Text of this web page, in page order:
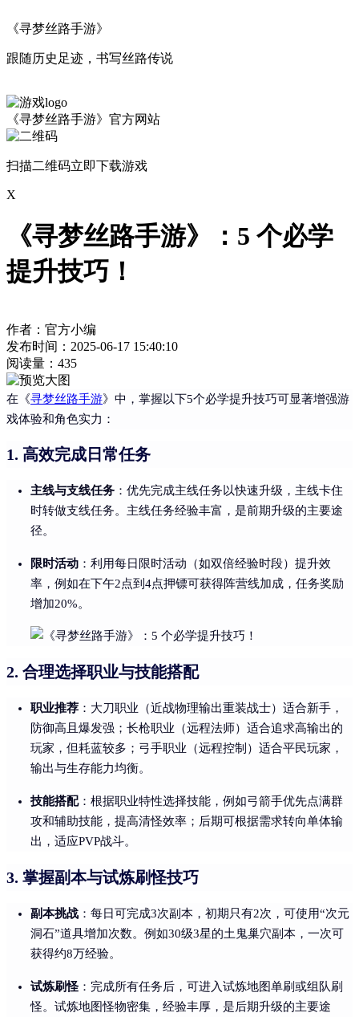
《寻梦丝路手游》
跟随历史足迹，书写丝路传说
《寻梦丝路手游》官方网站
扫描二维码立即下载游戏
X
《寻梦丝路手游》：5 个必学
提升技巧！
作者：官方小编
发布时间：2025-06-17 15:40:10
阅读量： 435
在《寻梦丝路手游》中，掌握以下5个必学提升技巧可显著增强游
戏体验和角色实力：
1. 高效完成日常任务
主线与支线任务 ：优先完成主线任务以快速升级，主线卡住
时转做支线任务。主线任务经验丰富，是前期升级的主要途
径。
限时活动 ：利用每日限时活动（如双倍经验时段）提升效
率，例如在下午2点到4点押镖可获得阵营线加成，任务奖励
增加20%。
2. 合理选择职业与技能搭配
职业推荐 ：大刀职业（近战物理输出重装战士）适合新手，
防御高且爆发强；长枪职业（远程法师）适合追求高输出的
玩家，但耗蓝较多；弓手职业（远程控制）适合平民玩家，
输出与生存能力均衡。
技能搭配：根据职业特性选择技能，例如弓箭手优先点满群
攻和辅助技能，提高清怪效率；后期可根据需求转向单体输
出，适应PVP战斗。
3. 掌握副本与试炼刷怪技巧
副本挑战 ：每日可完成3次副本，初期只有2次，可使用“次元
洞石”道具增加次数。例如30级3星的土鬼巢穴副本，一次可
获得约8万经验。
试炼刷怪 ：完成所有任务后，可进入试炼地图单刷或组队刷
怪。试炼地图怪物密集，经验丰厚，是后期升级的主要途